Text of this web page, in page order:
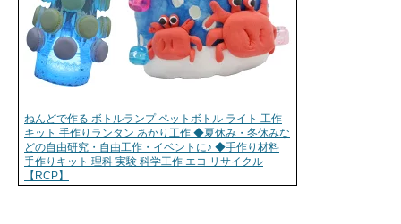
ねんどで作る ボトルランプ ペットボトル ライト 工作
キット 手作りランタン あかり工作 ◆夏休み・冬休みな
どの自由研究・自由工作・イベントに♪ ◆手作り材料
手作りキット 理科 実験 科学工作 エコ リサイクル
【RCP】